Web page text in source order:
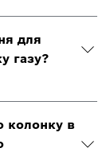
для
газу?
колонку в